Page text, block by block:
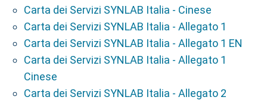
Carta dei Servizi SYNLAB Italia - Cinese
Carta dei Servizi SYNLAB Italia - Allegato 1
Carta dei Servizi SYNLAB Italia - Allegato 1 EN
Carta dei Servizi SYNLAB Italia - Allegato 1
Cinese
Carta dei Servizi SYNLAB Italia - Allegato 2